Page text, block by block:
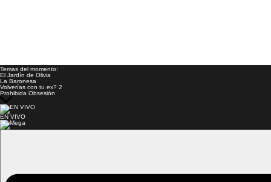
Temas del momento:
El Jardín de Olivia
La Baronesa
Volverías con tu ex? 2
Prohibida Obsesión
EN VIVO